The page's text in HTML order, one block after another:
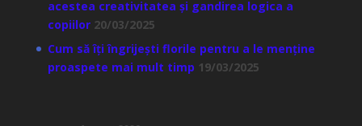
acestea creativitatea și gandirea logica a
copiilor 20/03/2025
Cum să îți îngrijești florile pentru a le menține
proaspete mai mult timp 19/03/2025